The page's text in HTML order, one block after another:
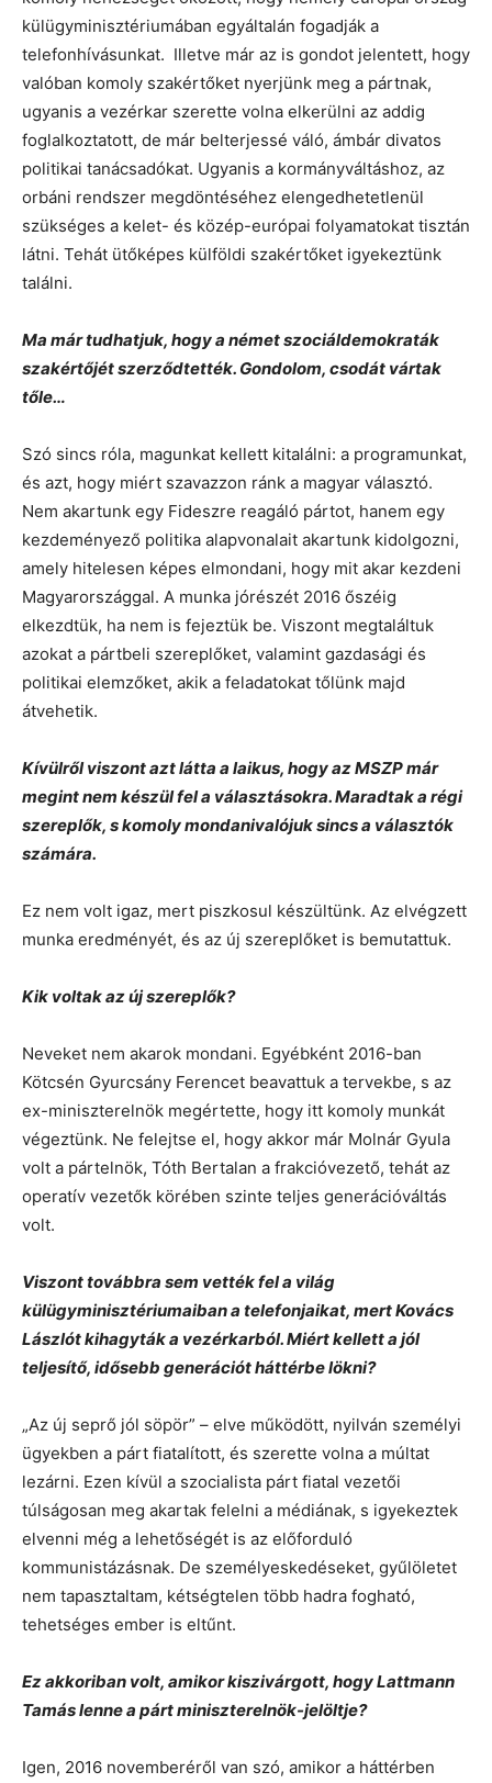
külügyminisztériumában egyáltalán fogadják a
telefonhívásunkat. Illetve már az is gondot jelentett, hogy
valóban komoly szakértőket nyerjünk meg a pártnak,
ugyanis a vezérkar szerette volna elkerülni az addig
foglalkoztatott, de már belterjessé váló, ámbár divatos
politikai tanácsadókat. Ugyanis a kormányváltáshoz, az
orbáni rendszer megdöntéséhez elengedhetetlenül
szükséges a kelet- és közép-európai folyamatokat tisztán
látni. Tehát ütőképes külföldi szakértőket igyekeztünk
találni.
Ma már tudhatjuk, hogy a német szociáldemokraták
szakértőjét szerződtették. Gondolom, csodát vártak
tőle…
Szó sincs róla, magunkat kellett kitalálni: a programunkat,
és azt, hogy miért szavazzon ránk a magyar választó.
Nem akartunk egy Fideszre reagáló pártot, hanem egy
kezdeményező politika alapvonalait akartunk kidolgozni,
amely hitelesen képes elmondani, hogy mit akar kezdeni
Magyarországgal. A munka jórészét 2016 őszéig
elkezdtük, ha nem is fejeztük be. Viszont megtaláltuk
azokat a pártbeli szereplőket, valamint gazdasági és
politikai elemzőket, akik a feladatokat tőlünk majd
átvehetik.
Kívülről viszont azt látta a laikus, hogy az MSZP már
megint nem készül fel a választásokra. Maradtak a régi
szereplők, s komoly mondanivalójuk sincs a választók
számára.
Ez nem volt igaz, mert piszkosul készültünk. Az elvégzett
munka eredményét, és az új szereplőket is bemutattuk.
Kik voltak az új szereplők?
Neveket nem akarok mondani. Egyébként 2016-ban
Kötcsén Gyurcsány Ferencet beavattuk a tervekbe, s az
ex-miniszterelnök megértette, hogy itt komoly munkát
végeztünk. Ne felejtse el, hogy akkor már Molnár Gyula
volt a pártelnök, Tóth Bertalan a frakcióvezető, tehát az
operatív vezetők körében szinte teljes generációváltás
volt.
Viszont továbbra sem vették fel a világ
külügyminisztériumaiban a telefonjaikat, mert Kovács
Lászlót kihagyták a vezérkarból. Miért kellett a jól
teljesítő, idősebb generációt háttérbe lökni?
„Az új seprő jól söpör” – elve működött, nyilván személyi
ügyekben a párt fiatalított, és szerette volna a múltat
lezárni. Ezen kívül a szocialista párt fiatal vezetői
túlságosan meg akartak felelni a médiának, s igyekeztek
elvenni még a lehetőségét is az előforduló
kommunistázásnak. De személyeskedéseket, gyűlöletet
nem tapasztaltam, kétségtelen több hadra fogható,
tehetséges ember is eltűnt.
Ez akkoriban volt, amikor kiszivárgott, hogy Lattmann
Tamás lenne a párt miniszterelnök-jelöltje?
Igen, 2016 novemberéről van szó, amikor a háttérben